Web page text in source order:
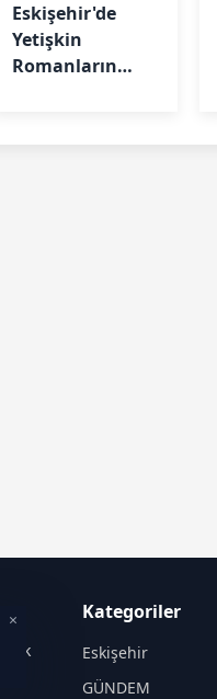
Eskişehir'de
Yetişkin
Romanların
× Kategoriler
Eskişehir
GÜNDEM